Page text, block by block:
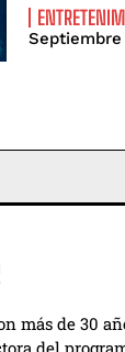
más de 30
del